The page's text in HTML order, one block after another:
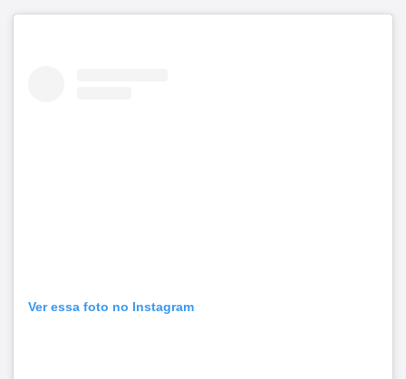
Ver essa foto no Instagram